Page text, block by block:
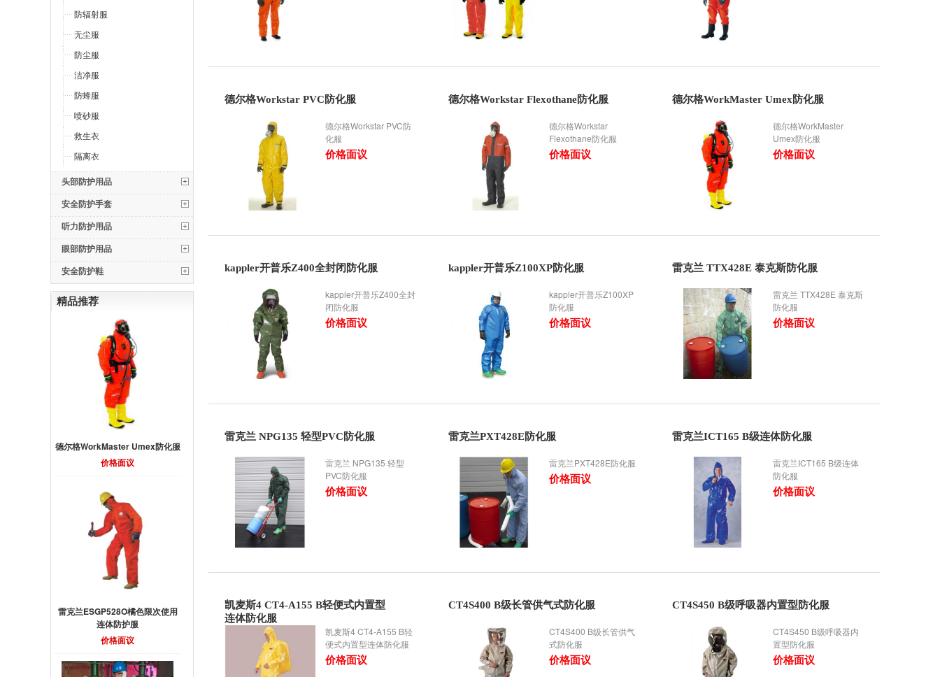
防辐射服
无尘服
防尘服
洁净服
防蜂服
喷砂服
救生衣
隔离衣
头部防护用品
安全防护手套
听力防护用品
眼部防护用品
安全防护鞋
精品推荐
德尔格WorkMaster Umex防化服
价格面议
雷克兰ESGP528O橘色限次使用
连体防护服
价格面议
德尔格Workstar PVC防化服
德尔格Workstar PVC防
化服
价格面议
德尔格Workstar Flexothane防化服
德尔格Workstar
Flexothane防化服
价格面议
德尔格WorkMaster Umex防化服
德尔格WorkMaster
Umex防化服
价格面议
kappler开普乐Z400全封闭防化服
kappler开普乐Z400全封
闭防化服
价格面议
kappler开普乐Z100XP防化服
kappler开普乐Z100XP
防化服
价格面议
雷克兰 TTX428E 泰克斯防化服
雷克兰 TTX428E 泰克斯
防化服
价格面议
雷克兰 NPG135 轻型PVC防化服
雷克兰 NPG135 轻型
PVC防化服
价格面议
雷克兰PXT428E防化服
雷克兰PXT428E防化服
价格面议
雷克兰ICT165 B级连体防化服
雷克兰ICT165 B级连体
防化服
价格面议
凯麦斯4 CT4-A155 B轻便式内置型
连体防化服
凯麦斯4 CT4-A155 B轻
便式内置型连体防化服
价格面议
CT4S400 B级长管供气式防化服
CT4S400 B级长管供气
式防化服
价格面议
CT4S450 B级呼吸器内置型防化服
CT4S450 B级呼吸器内
置型防化服
价格面议